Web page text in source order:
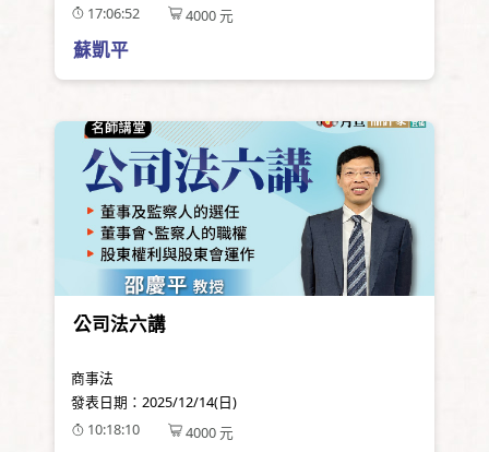
17:06:52
4000元
蘇凱平
公司法六講
商事法
發表日期：2025/12/14(日)
10:18:10
4000元